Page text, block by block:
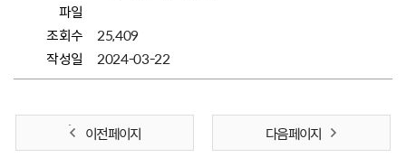
파일
조회수
25,409
작성일
2024-03-22
이전 페이지 다음 페이지